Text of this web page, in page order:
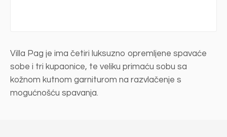
Villa Pag je ima četiri luksuzno opremljene spavaće
sobe i tri kupaonice, te veliku primaću sobu sa
kožnom kutnom garniturom na razvlačenje s
mogućnošću spavanja.